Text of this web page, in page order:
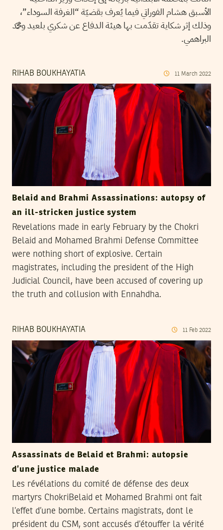
الأسبق هشام الفوراتي فيما يُعرف بقضيّة “الغرفة السوداء”،
وذلك إثر شكاية تقدّمت بها هيئة الدفاع عن شكري بلعيد ومحمّد
البراهمي.
RIHAB BOUKHAYATIA 11 March 2022
Belaid and Brahmi Assassinations: autopsy of
an ill-stricken justice system
Revelations made in early February by the Chokri
Belaid and Mohamed Brahmi Defense Committee
were nothing short of explosive. Certain
magistrates, including the president of the High
Judicial Council, have been accused of covering up
the truth and collusion with Ennahdha.
RIHAB BOUKHAYATIA 11 Feb 2022
Assassinats de Belaid et Brahmi: autopsie
d’une justice malade
Les révélations du comité de défense des deux
martyrs ChokriBelaid et Mohamed Brahmi ont fait
l’effet d’une bombe. Certains magistrats, dont le
président du CSM, sont accusés d’étouffer la vérité